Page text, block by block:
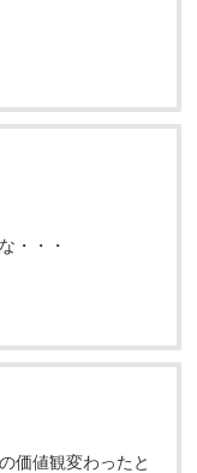
・・・
価値観変わったと